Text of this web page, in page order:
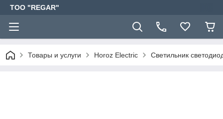
TOO "REGAR"
Товары и услуги Horoz Electric Светильник